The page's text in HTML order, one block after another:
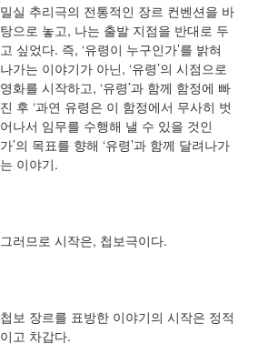
밀실 추리극의 전통적인 장르 컨벤션을 바
탕으로 놓고, 나는 출발 지점을 반대로 두
고 싶었다. 즉, ‘유령이 누구인가’를 밝혀
나가는 이야기가 아닌, ‘유령’의 시점으로
영화를 시작하고, ‘유령’과 함께 함정에 빠
진 후 ‘과연 유령은 이 함정에서 무사히 벗
어나서 임무를 수행해 낼 수 있을 것인
가’의 목표를 향해 ‘유령’과 함께 달려나가
는 이야기.
그러므로 시작은, 첩보극이다.
첩보 장르를 표방한 이야기의 시작은 정적
이고 차갑다.